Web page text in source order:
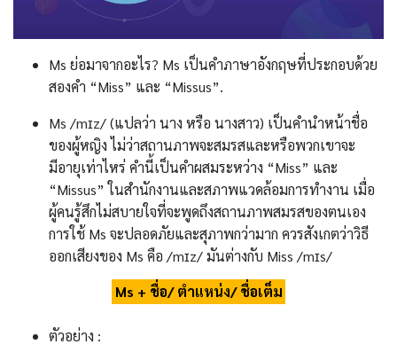
Ms ย่อมาจากอะไร? Ms เป็นคำภาษาอังกฤษที่ประกอบด้วย
สองคำ “Miss” และ “Missus”.
Ms /mɪz/ (แปลว่า นาง หรือ นางสาว) เป็นคำนำหน้าชื่อ
ของผู้หญิง ไม่ว่าสถานภาพจะสมรสและหรือพวกเขาจะ
มีอายุเท่าไหร่ คำนี้เป็นคำผสมระหว่าง “Miss” และ
“Missus” ในสำนักงานและสภาพแวดล้อมการทำงาน เมื่อ
ผู้คนรู้สึกไม่สบายใจที่จะพูดถึงสถานภาพสมรสของตนเอง
การใช้ Ms จะปลอดภัยและสุภาพกว่ามาก ควรสังเกตว่าวิธี
ออกเสียงของ Ms คือ /mɪz/ มันต่างกับ Miss /mɪs/
Ms + ชื่อ/ ตำแหน่ง/ ชื่อเต็ม
ตัวอย่าง :